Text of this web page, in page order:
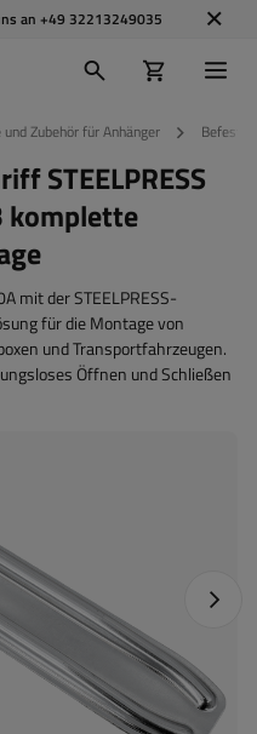
an +49 32213249035
Zubehör für Anhänger
STEELPRESS
komplette
mit der STEELPRESS-
für die Montage von
und Transportfahrzeugen.
Öffnen und Schließen